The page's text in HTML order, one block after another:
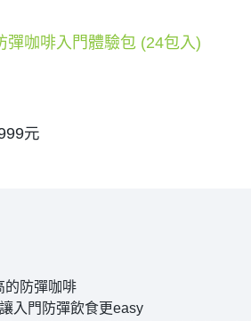
彈咖啡入門體驗包 (24包入)
元
的防彈咖啡
入門防彈飲食更easy